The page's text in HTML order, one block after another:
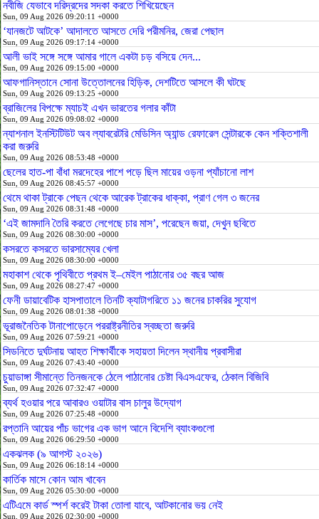
নবীজি যেভাবে দরিদ্রদের সদকা করতে শিখিয়েছেন
Sun, 09 Aug 2026 09:20:11 +0000
‘যানজটে আটকে’ আদালতে আসতে দেরি পরীমনির, জেরা পেছাল
Sun, 09 Aug 2026 09:17:14 +0000
আলী ভাই সঙ্গে সঙ্গে আমার গালে একটা চড় বসিয়ে দেন...
Sun, 09 Aug 2026 09:15:00 +0000
আফগানিস্তানে সোনা উত্তোলনের হিড়িক, দেশটিতে আসলে কী ঘটছে
Sun, 09 Aug 2026 09:13:25 +0000
ব্রাজিলের বিপক্ষে ম্যাচই এখন ভারতের গলার কাঁটা
Sun, 09 Aug 2026 09:08:02 +0000
ন্যাশনাল ইনস্টিটিউট অব ল্যাবরেটরি মেডিসিন অ্যান্ড রেফারেল সেন্টারকে কেন শক্তিশালী
করা জরুরি
Sun, 09 Aug 2026 08:53:48 +0000
ছেলের হাত-পা বাঁধা মরদেহের পাশে পড়ে ছিল মায়ের ওড়না প্যাঁচানো লাশ
Sun, 09 Aug 2026 08:45:57 +0000
থেমে থাকা ট্রাকে পেছন থেকে আরেক ট্রাকের ধাক্কা, প্রাণ গেল ৩ জনের
Sun, 09 Aug 2026 08:31:48 +0000
‘এই জামদানি তৈরি করতে লেগেছে চার মাস’, পরেছেন জয়া, দেখুন ছবিতে
Sun, 09 Aug 2026 08:30:00 +0000
কসরতে কসরতে ভারসাম্যের খেলা
Sun, 09 Aug 2026 08:30:00 +0000
মহাকাশ থেকে পৃথিবীতে প্রথম ই–মেইল পাঠানোর ৩৫ বছর আজ
Sun, 09 Aug 2026 08:27:47 +0000
ফেনী ডায়াবেটিক হাসপাতালে তিনটি ক্যাটাগরিতে ১১ জনের চাকরির সুযোগ
Sun, 09 Aug 2026 08:01:38 +0000
ভূরাজনৈতিক টানাপোড়েনে পররাষ্ট্রনীতির স্বচ্ছতা জরুরি
Sun, 09 Aug 2026 07:59:21 +0000
সিডনিতে দুর্ঘটনায় আহত শিক্ষার্থীকে সহায়তা দিলেন স্থানীয় প্রবাসীরা
Sun, 09 Aug 2026 07:43:40 +0000
চুয়াডাঙ্গা সীমান্তে তিনজনকে ঠেলে পাঠানোর চেষ্টা বিএসএফের, ঠেকাল বিজিবি
Sun, 09 Aug 2026 07:32:47 +0000
ব্যর্থ হওয়ার পরে আবারও ওয়াটার বাস চালুর উদ্যোগ
Sun, 09 Aug 2026 07:25:48 +0000
রপ্তানি আয়ের পাঁচ ভাগের এক ভাগ আনে বিদেশি ব্যাংকগুলো
Sun, 09 Aug 2026 06:29:50 +0000
একঝলক (৯ আগস্ট ২০২৬)
Sun, 09 Aug 2026 06:18:14 +0000
কার্তিক মাসে কোন আম খাবেন
Sun, 09 Aug 2026 05:30:00 +0000
এটিএমে কার্ড স্পর্শ করেই টাকা তোলা যাবে, আটকানোর ভয় নেই
Sun, 09 Aug 2026 02:30:00 +0000